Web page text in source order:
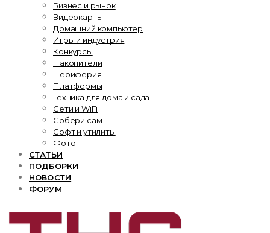
Бизнес и рынок
Видеокарты
Домашний компьютер
Игры и индустрия
Конкурсы
Накопители
Периферия
Платформы
Техника для дома и сада
Сети и WiFi
Собери сам
Софт и утилиты
Фото
СТАТЬИ
ПОДБОРКИ
НОВОСТИ
ФОРУМ